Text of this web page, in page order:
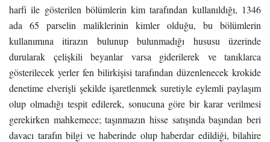
harfi ile gösterilen bölümlerin kim tarafından kullanıldığı, 1346
ada 65 parselin maliklerinin kimler olduğu, bu bölümlerin
kullanımına itirazın bulunup bulunmadığı hususu üzerinde
durularak çelişkili beyanlar varsa giderilerek ve tanıklarca
gösterilecek yerler fen bilirkişisi tarafından düzenlenecek krokide
denetime elverişli şekilde işaretlenmek suretiyle eylemli paylaşım
olup olmadığı tespit edilerek, sonucuna göre bir karar verilmesi
gerekirken mahkemece; taşınmazın hisse satışında başından beri
davacı tarafın bilgi ve haberinde olup haberdar edildiği, bilahire